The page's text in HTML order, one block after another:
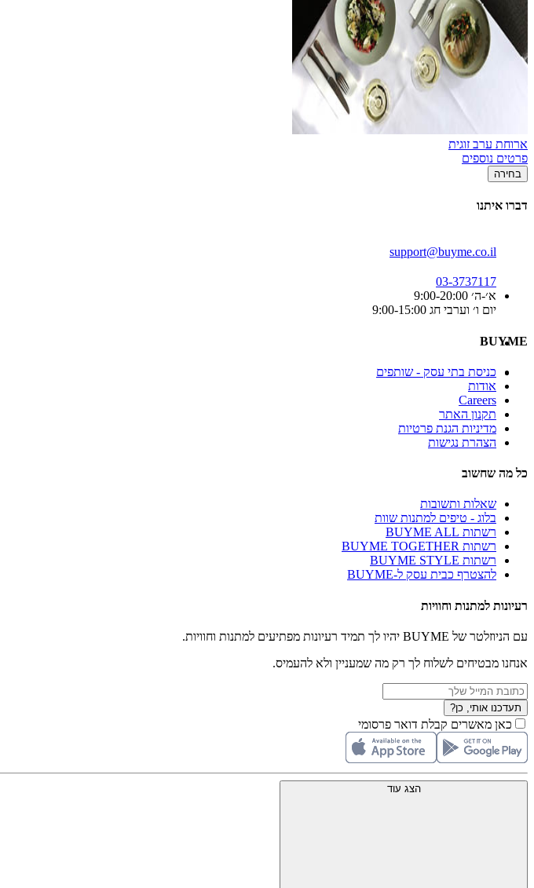
ארוחת ערב זוגית
פרטים נוספים
בחירה
דברו איתנו
support@buyme.co.il
03-3737117
א׳-ה׳ 9:00-20:00
יום ו׳ וערבי חג 9:00-15:00
BUYME
כניסת בתי עסק - שותפים
אודות
Careers
תקנון האתר
מדיניות הגנת פרטיות
הצהרת נגישות
כל מה שחשוב
שאלות ותשובות
בלוג - טיפים למתנות שוות
רשתות BUYME ALL
רשתות BUYME TOGETHER
רשתות BUYME STYLE
להצטרף כבית עסק ל-BUYME
רעיונות למתנות וחוויות
עם הניוזלטר של BUYME יהיו לך תמיד רעיונות מפתיעים למתנות וחוויות.
אנחנו מבטיחים לשלוח לך רק מה שמעניין ולא להעמיס.
תעדכנו אותי, כן?
כאן מאשרים קבלת דואר פרסומי
הצג עוד